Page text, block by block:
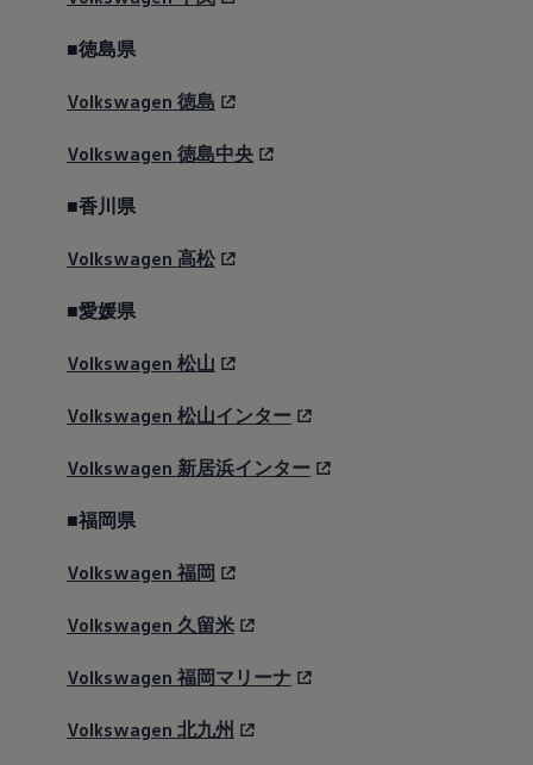
■徳島県
Volkswagen 徳島
Volkswagen 徳島中央
■香川県
Volkswagen 高松
■愛媛県
Volkswagen 松山
Volkswagen 松山インター
Volkswagen 新居浜インター
■福岡県
Volkswagen 福岡
Volkswagen 久留米
Volkswagen 福岡マリーナ
Volkswagen 北九州